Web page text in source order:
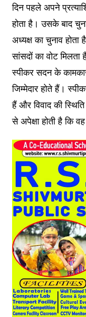
दिन पहले अपने
होता है। उसके बाद
अध्‍यक्ष का चुनाव होता
सांसदों का वोट
स्‍पीकर सदन के
जिम्‍मेदार होते हैं।
हैं और विवाद की
से अपेक्षा होती है कि